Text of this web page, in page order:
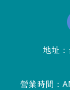
地址：
營業時間：